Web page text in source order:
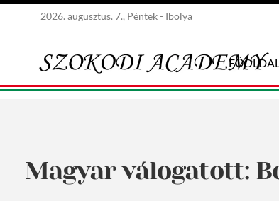
2026. augusztus. 7., Péntek - Ibolya
Magyar válogatott: